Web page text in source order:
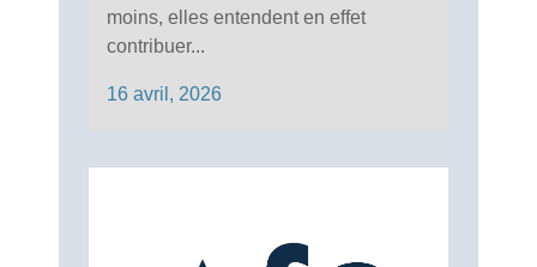
moins, elles entendent en effet
contribuer...
16 avril, 2026